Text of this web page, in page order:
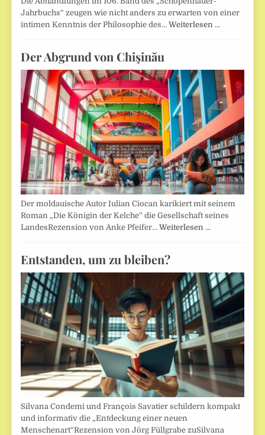
Jahrbuchs“ zeugen wie nicht anders zu erwarten von einer
intimen Kenntnis der Philosophie des…Weiterlesen …
Der Abgrund von Chişinău
Der moldauische Autor Iulian Ciocan karikiert mit seinem
Roman „Die Königin der Kelche” die Gesellschaft seines
LandesRezension von Anke Pfeifer…Weiterlesen …
Entstanden, um zu bleiben?
Silvana Condemi und François Savatier schildern kompakt
und informativ die „Entdeckung einer neuen
Menschenart“Rezension von Jörg Füllgrabe zuSilvana